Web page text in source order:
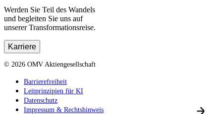
Werden Sie Teil des Wandels
und begleiten Sie uns auf
unserer Transformationsreise.
Karriere
© 2026 OMV Aktiengesellschaft
Barrierefreiheit
Leitprinzipien für KI
Datenschutz
Impressum & Rechtshinweis